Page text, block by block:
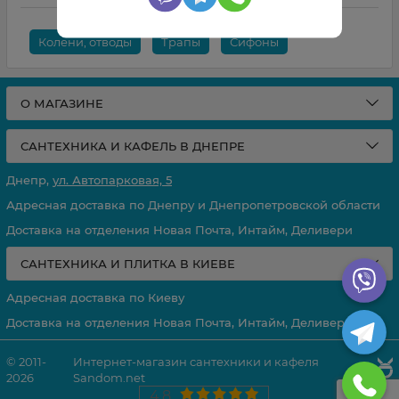
Колени, отводы Трапы Сифоны
О МАГАЗИНЕ
САНТЕХНИКА И КАФЕЛЬ В ДНЕПРЕ
Днепр, ул. Автопарковая, 5
Адресная доставка по Днепру и Днепропетровской области
Доставка на отделения Новая Почта, Интайм, Деливери
САНТЕХНИКА И ПЛИТКА В КИЕВЕ
Адресная доставка по Киеву
Доставка на отделения Новая Почта, Интайм, Деливери
© 2011-
2026
Интернет-магазин сантехники и кафеля
Sandom.net